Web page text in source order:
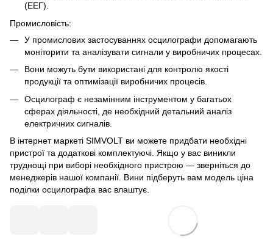
(ЕЕГ).
Промисловість:
У промислових застосуваннях осцилографи допомагають
моніторити та аналізувати сигнали у виробничих процесах.
Вони можуть бути використані для контролю якості
продукції та оптимізації виробничих процесів.
Осцилограф є незамінним інструментом у багатьох
сферах діяльності, де необхідний детальний аналіз
електричних сигналів.
В інтернет маркеті SIMVOLT ви можете придбати необхідні
пристрої та додаткові комплектуючі. Якщо у вас виникли
труднощі при виборі необхідного пристрою — зверніться до
менеджерів нашої компанії. Вини підберуть вам модель ціна
поділки осцилографа вас влаштує.